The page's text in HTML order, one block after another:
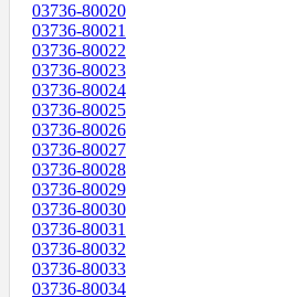
03736-80020
03736-80021
03736-80022
03736-80023
03736-80024
03736-80025
03736-80026
03736-80027
03736-80028
03736-80029
03736-80030
03736-80031
03736-80032
03736-80033
03736-80034